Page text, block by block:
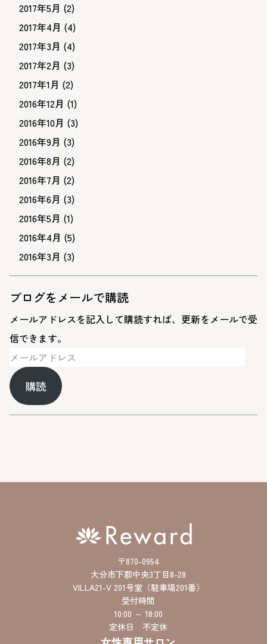
2017年5月 (2)
2017年4月 (4)
2017年3月 (4)
2017年2月 (3)
2017年1月 (2)
2016年12月 (1)
2016年10月 (3)
2016年9月 (3)
2016年8月 (2)
2016年7月 (2)
2016年6月 (3)
2016年5月 (1)
2016年4月 (5)
2016年3月 (3)
ブログをメールで購読
メールアドレスを記入して購読すれば、更新をメールで受
信できます。
メ
ー
ル
ア
購読
〒870-0954
大分市下郡中央3丁目8-28
VILLA21-V 201号室（駐車場201番）
受付時間
10:00 ～ 18:00
定休日 不定休